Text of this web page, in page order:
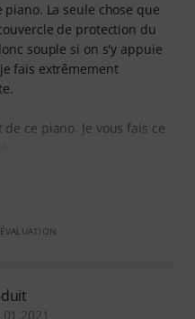
La seule chose que
de protection du
souple si on s'y appuie
fais extrêmement
ce piano. Je vous fais ce